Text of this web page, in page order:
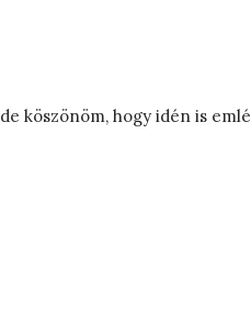
köszönöm, hogy idén is